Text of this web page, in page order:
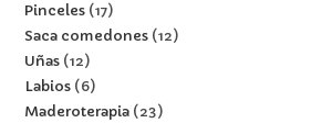
Pinceles 17
Saca comedones 12
Uñas 12
Labios 6
Maderoterapia 23